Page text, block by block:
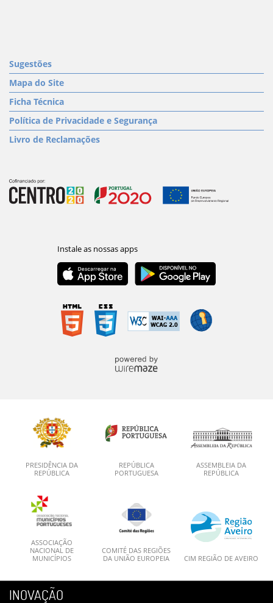
Sugestões
Mapa do Site
Ficha Técnica
Política de Privacidade e Segurança
Livro de Reclamações
PRESIDÊNCIA DA
REPÚBLICA
REPÚBLICA
PORTUGUESA
ASSEMBLEIA DA
REPÚBLICA
ASSOCIAÇÃO
NACIONAL DE
MUNICÍPIOS
COMITÉ DAS REGIÕES
DA UNIÃO EUROPEIA
CIM REGIÃO DE AVEIRO
INOVAÇÃO